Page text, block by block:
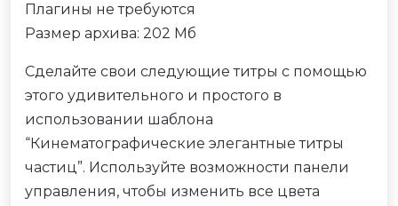
Плагины не требуются
Размер архива: 202 Мб
Сделайте свои следующие титры с помощью
этого удивительного и простого в
использовании шаблона
“Кинематографические элегантные титры
частиц”. Используйте возможности панели
управления, чтобы изменить все цвета